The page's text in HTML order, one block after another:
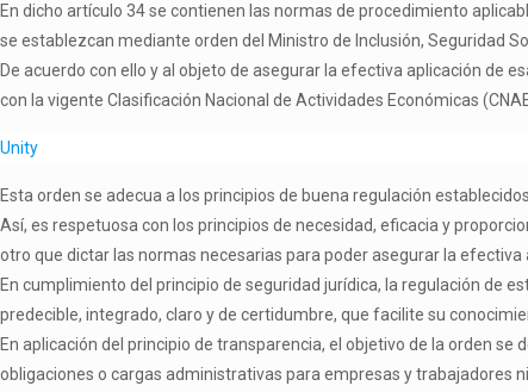
En dicho artículo 34 se contienen las normas de procedimiento
se establezcan mediante orden del Ministro de Inclusión, Seguridad
De acuerdo con ello y al objeto de asegurar la efectiva aplicación de
con la vigente Clasificación Nacional de Actividades Económicas
Unity
Esta orden se adecua a los principios de buena regulación
Así, es respetuosa con los principios de necesidad, eficacia y
otro que dictar las normas necesarias para poder asegurar la
En cumplimiento del principio de seguridad jurídica, la regulación de
predecible, integrado, claro y de certidumbre, que facilite su
En aplicación del principio de transparencia, el objetivo de la orden
obligaciones o cargas administrativas para empresas y trabajadores